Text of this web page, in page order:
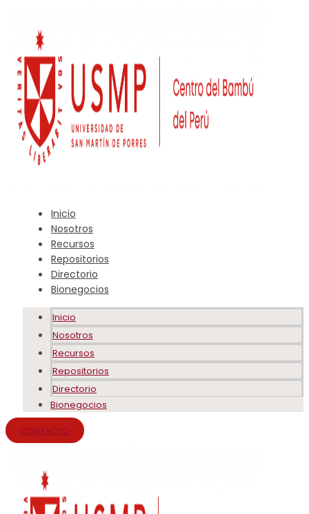
Inicio
Nosotros
Recursos
Repositorios
Directorio
Bionegocios
Inicio
Nosotros
Recursos
Repositorios
Directorio
Bionegocios
CONTACTO